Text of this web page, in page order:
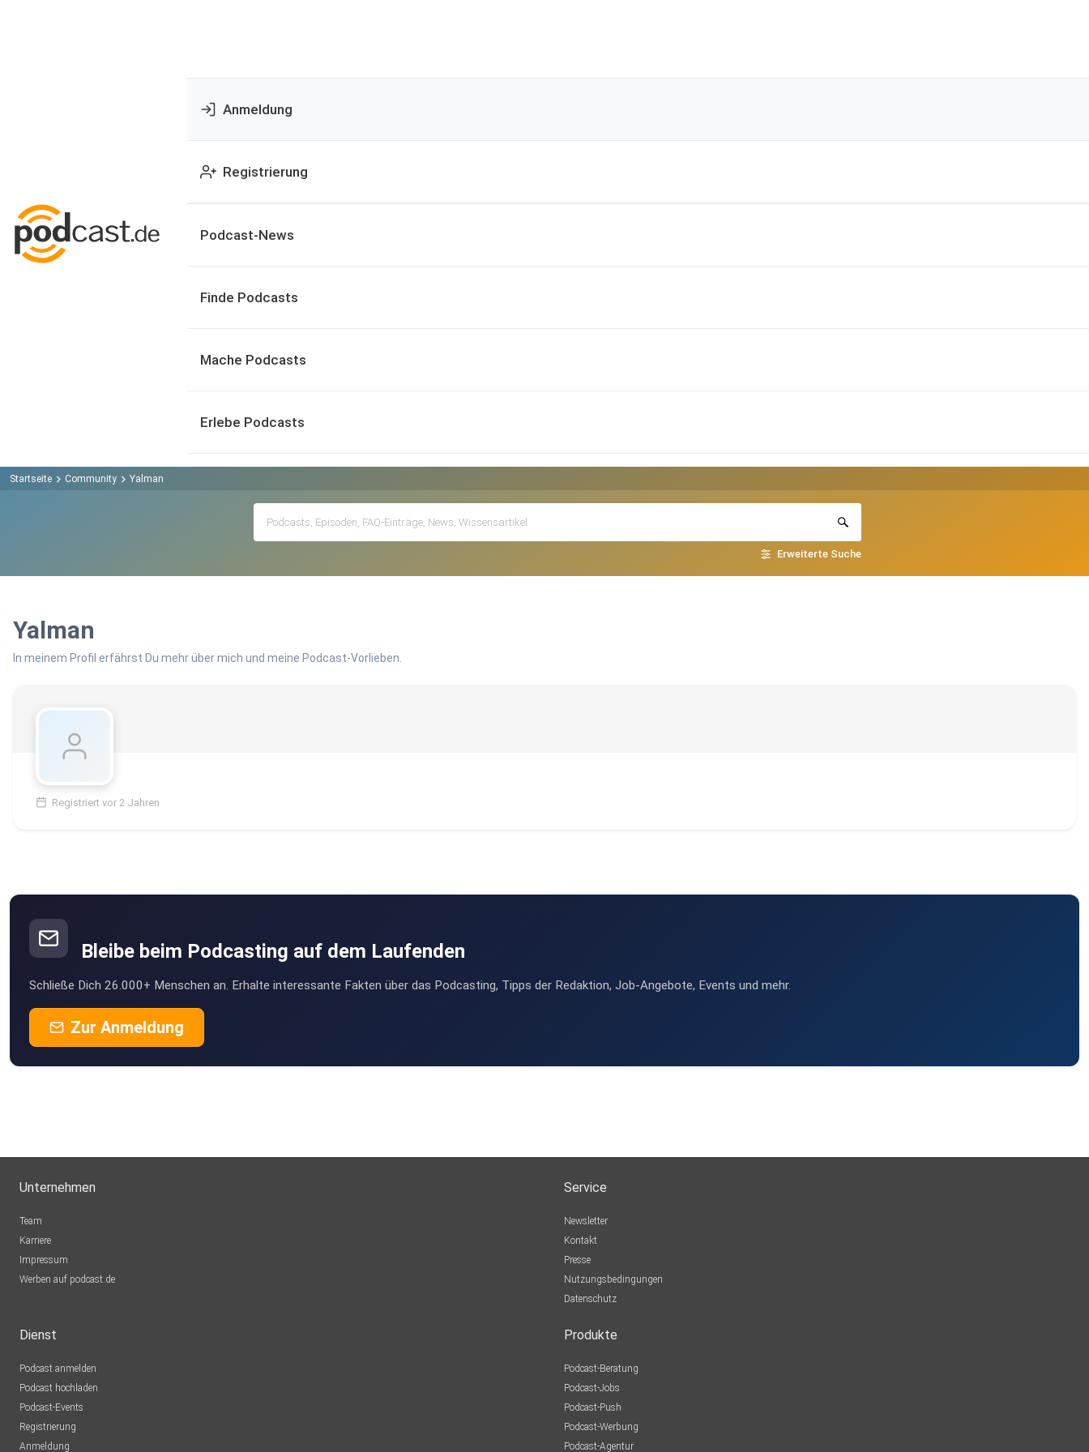
Anmeldung
Registrierung
Podcast-News
Finde Podcasts
Mache Podcasts
Erlebe Podcasts
Startseite Community Yalman
Erweiterte Suche
Yalman
In meinem Profil erfährst Du mehr über mich und meine Podcast-Vorlieben.
Registriert vor 2 Jahren
Bleibe beim Podcasting auf dem Laufenden
Schließe Dich 26.000+ Menschen an. Erhalte interessante Fakten über das Podcasting, Tipps der Redaktion, Job-Angebote, Events und mehr.
Zur Anmeldung
Unternehmen
Team
Karriere
Impressum
Werben auf podcast.de
Service
Newsletter
Kontakt
Presse
Nutzungsbedingungen
Datenschutz
Dienst
Podcast anmelden
Podcast hochladen
Podcast-Events
Registrierung
Anmeldung
Produkte
Podcast-Beratung
Podcast-Jobs
Podcast-Push
Podcast-Werbung
Podcast-Agentur